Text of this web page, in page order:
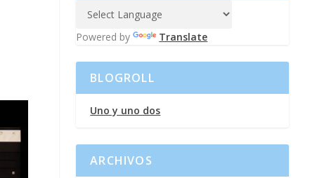
Powered by Translate
BLOGROLL
Uno y uno dos
ARCHIVOS